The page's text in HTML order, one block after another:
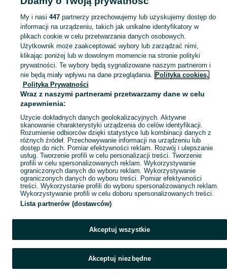
Strona główna Dla Dzieci Zabawki Puzzle Puzzle - Mazowieckie
Puzzle -
Wołomin
KATEGORIA
Mapa kategorii
Mapa miejscowości
Mapa ministron
Popularne wyszukiwania
My i nasi 447partnerzy przechowujemy lub uzyskujemy dostęp do
informacji na urządzeniu, takich jak unikalne identyfikatory w
plikach cookie w celu przetwarzania danych osobowych.
Użytkownik może zaakceptować wybory lub zarządzać nimi,
klikając poniżej lub w dowolnym momencie na stronie polityki
prywatności. Te wybory będą sygnalizowane naszym partnerom i
nie będą miały wpływu na dane przeglądania. Polityka cookies,
Polityka Prywatności
Wraz z naszymi partnerami przetwarzamy dane w celu
zapewnienia:
Użycie dokładnych danych geolokalizacyjnych. Aktywne
skanowanie charakterystyki urządzenia do celów identyfikacji.
Rozumienie odbiorców dzięki statystyce lub kombinacji danych z
różnych źródeł. Przechowywanie informacji na urządzeniu lub
dostęp do nich. Pomiar efektywności reklam. Rozwój i ulepszanie
usług. Tworzenie profili w celu personalizacji treści. Tworzenie
profili w celu spersonalizowanych reklam. Wykorzystywanie
ograniczonych danych do wyboru reklam. Wykorzystywanie
ograniczonych danych do wyboru treści. Pomiar efektywności
treści. Wykorzystanie profili do wyboru spersonalizowanych reklam.
Wykorzystywanie profili w celu doboru spersonalizowanych treści.
Lista partnerów (dostawców)
Akceptuj wszystkie
Akceptuj niezbędne